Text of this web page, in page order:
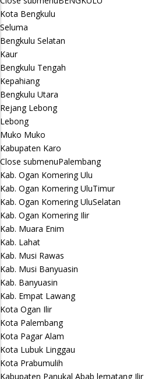
Kota Bengkulu
Seluma
Bengkulu Selatan
Kaur
Bengkulu Tengah
Kepahiang
Bengkulu Utara
Rejang Lebong
Lebong
Muko Muko
Kabupaten Karo
Close submenuPalembang
Kab. Ogan Komering Ulu
Kab. Ogan Komering UluTimur
Kab. Ogan Komering UluSelatan
Kab. Ogan Komering Ilir
Kab. Muara Enim
Kab. Lahat
Kab. Musi Rawas
Kab. Musi Banyuasin
Kab. Banyuasin
Kab. Empat Lawang
Kota Ogan Ilir
Kota Palembang
Kota Pagar Alam
Kota Lubuk Linggau
Kota Prabumulih
Kabupaten Panukal Abab lematang Ilir